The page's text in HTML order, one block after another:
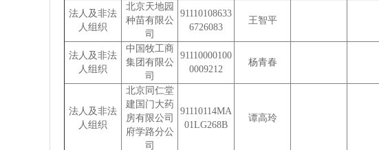
法人及非法
人组织
北京天地园
种苗有限公
司
91110108633
6726083
王智平
法人及非法
人组织
中国牧工商
集团有限公
司
91110000100
0009212
杨青春
法人及非法
人组织
北京同仁堂
建国门大药
房有限公司
府学路分公
司
91110114MA
01LG268B
谭高玲